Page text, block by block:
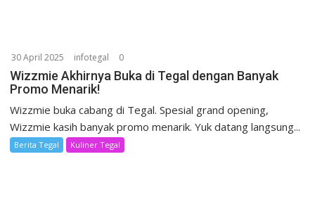
30 April 2025 infotegal 0
Wizzmie Akhirnya Buka di Tegal dengan Banyak
Promo Menarik!
Wizzmie buka cabang di Tegal. Spesial grand opening,
Wizzmie kasih banyak promo menarik. Yuk datang langsung...
Berita Tegal Kuliner Tegal